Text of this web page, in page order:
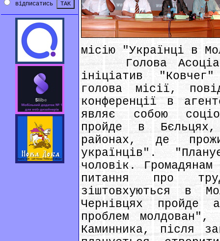
відписатись
місію "Українці в
Голова
ініціатив
голова місії,
конференції в
являє собою
пройде в
районах, де
українців".
чоловік. Громадянам
питання про
зіштовхуються в
Чернівцях пройде
проблем
Каминника, після